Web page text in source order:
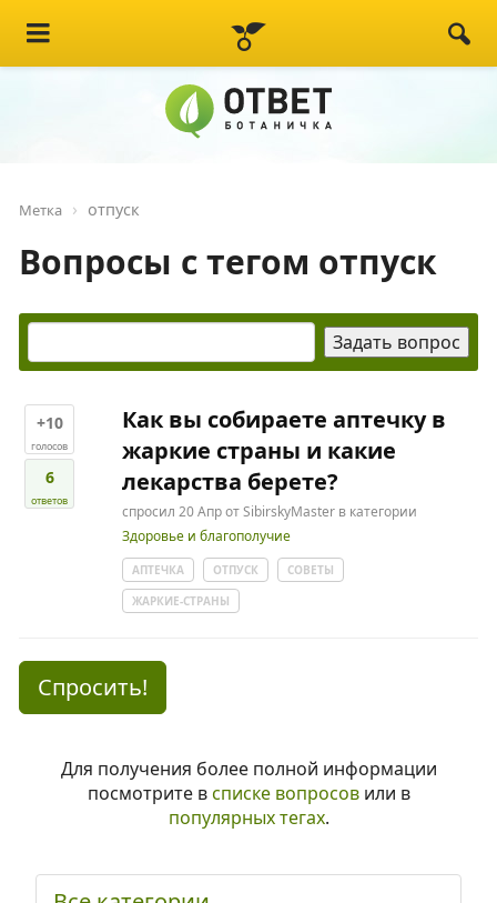
Метка отпуск
Вопросы с тегом отпуск
+10
голосов
6
ответов
Как вы собираете аптечку в
жаркие страны и какие
лекарства берете?
спросил 20 АпротSibirskyMaster в категории
Здоровье и благополучие
АПТЕЧКА ОТПУСК
СОВЕТЫ
ЖАРКИЕ-СТРАНЫ
Спросить!
Для получения более полной информации
посмотрите всписке вопросовили в
популярных тегах.